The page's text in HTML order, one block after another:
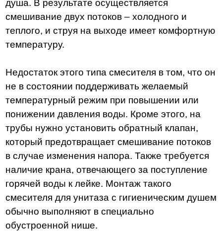
душа. В результате осуществляется
смешивание двух потоков – холодного и
теплого, и струя на выходе имеет комфортную
температуру.
Недостаток этого типа смесителя в том, что он
не в состоянии поддерживать желаемый
температурный режим при повышении или
понижении давления воды. Кроме этого, на
трубы нужно установить обратный клапан,
который предотвращает смешивание потоков
в случае изменения напора. Также требуется
наличие крана, отвечающего за поступление
горячей воды к лейке. Монтаж такого
смесителя для унитаза с гигиеническим душем
обычно выполняют в специально
обустроенной нише.